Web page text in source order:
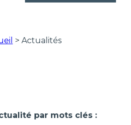
> Actualités
par mots clés :